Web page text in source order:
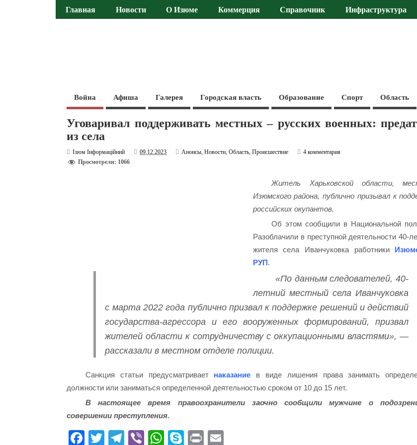
Главная Новости О Изюме Коммерция Справочник Инфраструктура
Война Афиша Галерея Городская власть Образование Спорт Область
Уговаривал поддерживать местных – русских военных:
из села
Ізюм Інформаційний 09.12.2023 Анонсы,Новости,Область,Происшествие
4 комментария
Просмотрели: 1066
Житель Харьковской области,
Изюмского района, публично призывал к
российских окупантов.
Об этом сообщили в Национальной
Разоблачили в преступной деятельности 40-
жителя села Иванчуковка работники
РУП.
«По данным следователей, 40-
летний местный села Иванчуковка
с марта 2022 года публично призвал к поддержке решений и действий
государства-агрессора и его вооруженных формирований, призвал
жителей области к сотрудничеству с оккупационными властями», —
рассказали в местном отделе полиции.
Санкция статьи предусматривает наказание в виде лишения права занимать
должности или заниматься определенной деятельностью сроком от 10 до 15 лет.
В настоящее время правоохранители заочно сообщили мужчине о
совершении преступления.
Fa T
Te Vi
W
S
Pr